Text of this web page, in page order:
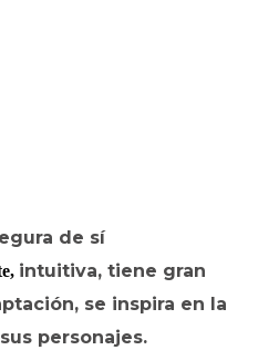
de sí
intuitiva, tiene gran
se inspira en la
personajes.